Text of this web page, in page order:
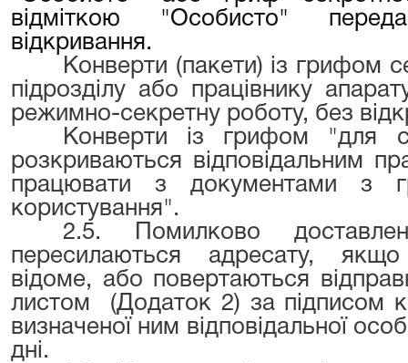
відміткою "Особисто"
відкривання.
Конверти (пакети) із грифом
підрозділу або працівнику
режимно-секретну роботу, без
Конверти із грифом "для
розкриваються відповідальним
працювати з документами з
користування".
2.5. Помилково
пересилаються адресату,
відоме, або повертаються
листом (Додаток 2) за підписом
визначеної ним відповідальної
дні.